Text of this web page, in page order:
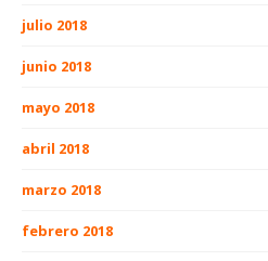
julio 2018
junio 2018
mayo 2018
abril 2018
marzo 2018
febrero 2018